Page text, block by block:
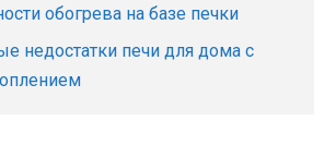
обогрева на базе печки
недостатки печи для дома с